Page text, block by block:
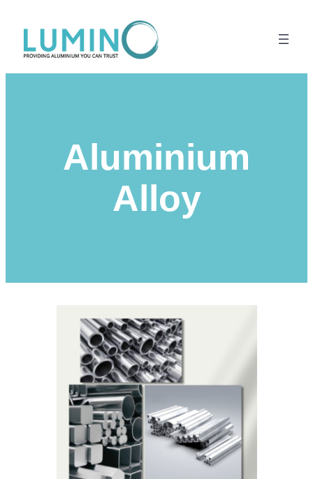
konten
Aluminium
Alloy